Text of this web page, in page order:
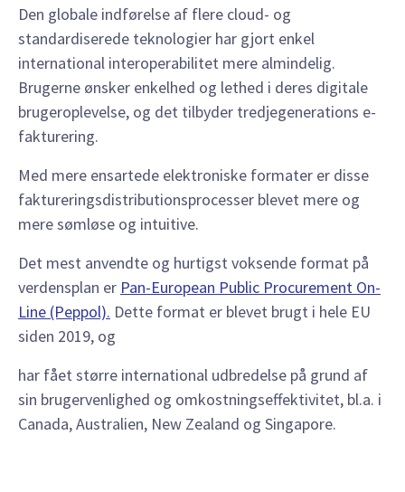
Den globale indførelse af flere cloud- og
standardiserede teknologier har gjort enkel
international interoperabilitet mere almindelig.
Brugerne ønsker enkelhed og lethed i deres digitale
brugeroplevelse, og det tilbyder tredjegenerations e-
fakturering.
Med mere ensartede elektroniske formater er disse
faktureringsdistributionsprocesser blevet mere og
mere sømløse og intuitive.
Det mest anvendte og hurtigst voksende format på
verdensplan er Pan-European Public Procurement On-
Line (Peppol). Dette format er blevet brugt i hele EU
siden 2019, og
har fået større international udbredelse på grund af
sin brugervenlighed og omkostningseffektivitet, bl.a. i
Canada, Australien, New Zealand og Singapore.